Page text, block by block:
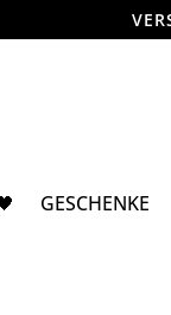
GESCHENKE